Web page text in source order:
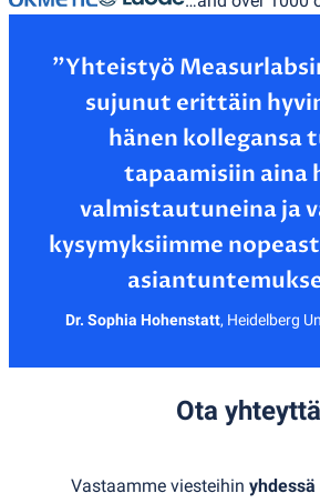
”Yhteistyö
sujunut erittäin
hänen kollegansa
tapaamisiin aina
valmistautuneina ja
kysymyksiimme
Dr. Sophia Hohenstatt, Heidelberg
Ota yhteyttä
Vastaamme viesteihin